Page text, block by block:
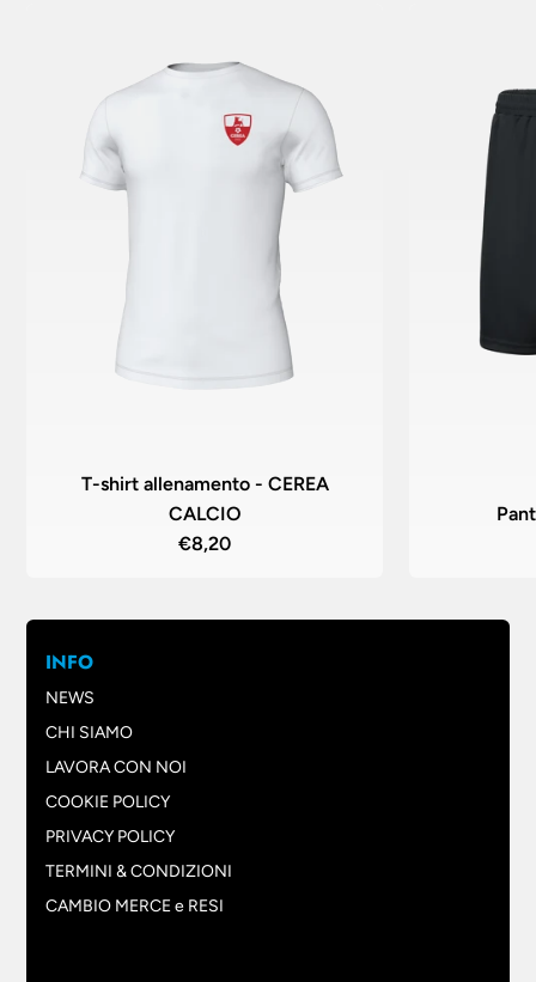
T-shirt allenamento - CEREA
CALCIO
€8,20
INFO
NEWS
CHI SIAMO
LAVORA CON NOI
COOKIE POLICY
PRIVACY POLICY
TERMINI & CONDIZIONI
CAMBIO MERCE e RESI